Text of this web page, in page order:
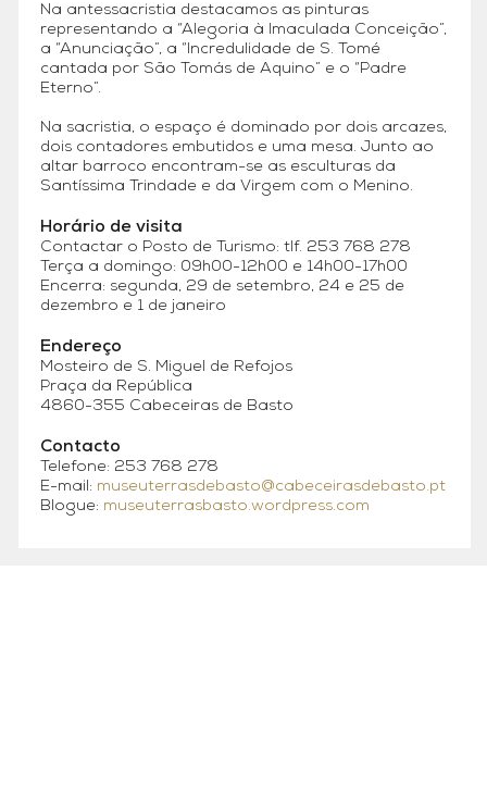
Na antessacristia destacamos as pinturas
representando a “Alegoria à Imaculada Conceição”,
a “Anunciação”, a “Incredulidade de S. Tomé
cantada por São Tomás de Aquino” e o “Padre
Eterno”.
Na sacristia, o espaço é dominado por dois arcazes,
dois contadores embutidos e uma mesa. Junto ao
altar barroco encontram-se as esculturas da
Santíssima Trindade e da Virgem com o Menino.
Horário de visita
Contactar o Posto de Turismo: tlf. 253 768 278
Terça a domingo: 09h00-12h00 e 14h00-17h00
Encerra: segunda, 29 de setembro, 24 e 25 de
dezembro e 1 de janeiro
Endereço
Mosteiro de S. Miguel de Refojos
Praça da República
4860-355 Cabeceiras de Basto
Contacto
Telefone: 253 768 278
E-mail: museuterrasdebasto@cabeceirasdebasto.pt
Blogue: museuterrasbasto.wordpress.com